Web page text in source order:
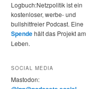
Logbuch:Netzpolitik ist ein
kostenloser, werbe- und
bullshitfreier Podcast. Eine
Spendehält das Projekt am
Leben.
SOCIAL MEDIA
Mastodon: